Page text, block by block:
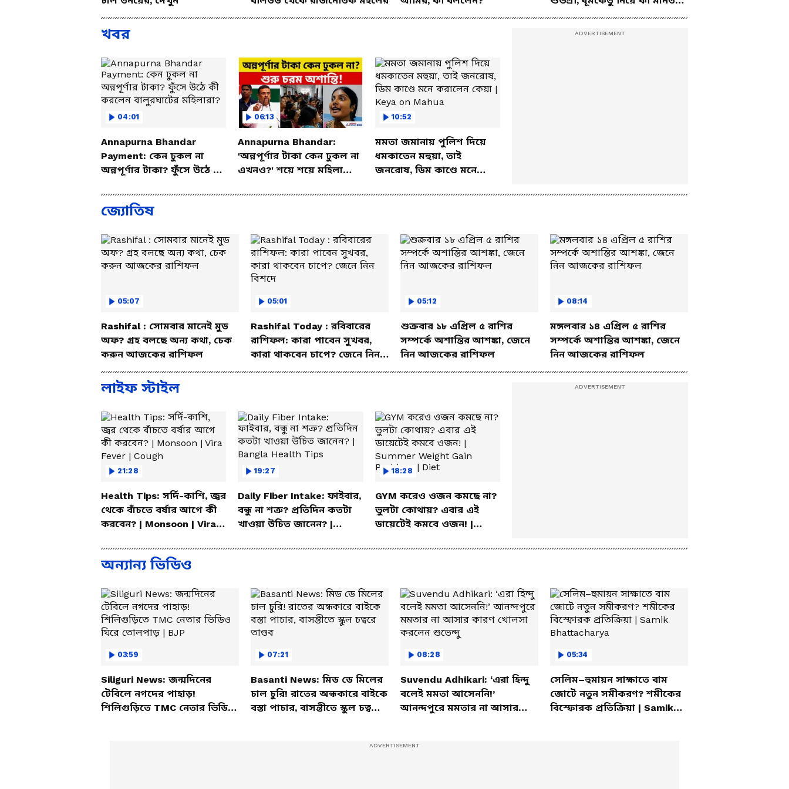
এই জুটির?
খবর
04:01
Annapurna Bhandar
Payment: কেন ঢুকল না
অন্নপূর্ণার টাকা? ফুঁসে উঠে কী
06:13
Annapurna Bhandar:
'অন্নপূর্ণার টাকা কেন ঢুকল না
এখনও?' শয়ে শয়ে মহিলা
10:52
মমতা জমানায় পুলিশ দিয়ে
ধমকাতেন মহুয়া, তাই
জনরোষ, ডিম কাণ্ডে মনে
Mahua
জ্যোতিষ
05:07
Rashifal : সোমবার মানেই মুড
অফ? গ্রহ বলছে অন্য কথা, চেক
করুন আজকের রাশিফল
05:01
Rashifal Today : রবিবারের
রাশিফল: কারা পাবেন সুখবর,
কারা থাকবেন চাপে? জেনে নিন
05:12
শুক্রবার ১৮ এপ্রিল ৫ রাশির
সম্পর্কে অশান্তির আশঙ্কা, জেনে
নিন আজকের রাশিফল
08:14
মঙ্গলবার ১৪ এপ্রিল ৫ রাশির
সম্পর্কে অশান্তির আশঙ্কা, জেনে
নিন আজকের রাশিফল
লাইফ স্টাইল
21:28
Health Tips: সর্দি-কাশি, জ্বর
থেকে বাঁচতে বর্ষার আগে কী
করবেন? | Monsoon | Vira
19:27
Daily Fiber Intake: ফাইবার,
বন্ধু না শত্রু? প্রতিদিন কতটা
খাওয়া উচিত জানেন? |
18:28
GYM করেও ওজন কমছে না?
ভুলটা কোথায়? এবার এই
ডায়েটেই কমবে ওজন! |
Problem | Diet
অন্যান্য ভিডিও
03:59
Siliguri News: জন্মদিনের
টেবিলে নগদের পাহাড়!
শিলিগুড়িতে TMC নেতার ভিডিও
07:21
Basanti News: মিড ডে মিলের
চাল চুরি! রাতের অন্ধকারে বাইকে
বস্তা পাচার, বাসন্তীতে স্কুল চত্বরে
08:28
Suvendu Adhikari: ‘এরা হিন্দু
বলেই মমতা আসেননি!’
আনন্দপুরে মমতার না আসার
05:34
সেলিম–হুমায়ন সাক্ষাতে বাম
জোটে নতুন সমীকরণ? শমীকের
বিস্ফোরক প্রতিক্রিয়া | Samik